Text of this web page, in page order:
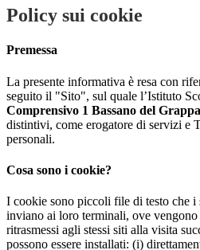
Policy sui cookie
Premessa
La presente informativa è resa con
seguito il "Sito", sul quale l’Istituto
Comprensivo 1 Bassano del Grappa
distintivi, come erogatore di servizi e
personali.
Cosa sono i cookie?
I cookie sono piccoli file di testo che
inviano ai loro terminali, ove vengono
ritrasmessi agli stessi siti alla visita
possono essere installati: (i)